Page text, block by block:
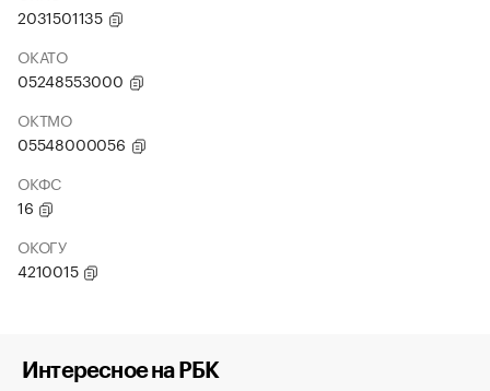
2031501135
ОКАТО
05248553000
ОКТМО
05548000056
ОКФС
16
ОКОГУ
4210015
Интересное на РБК